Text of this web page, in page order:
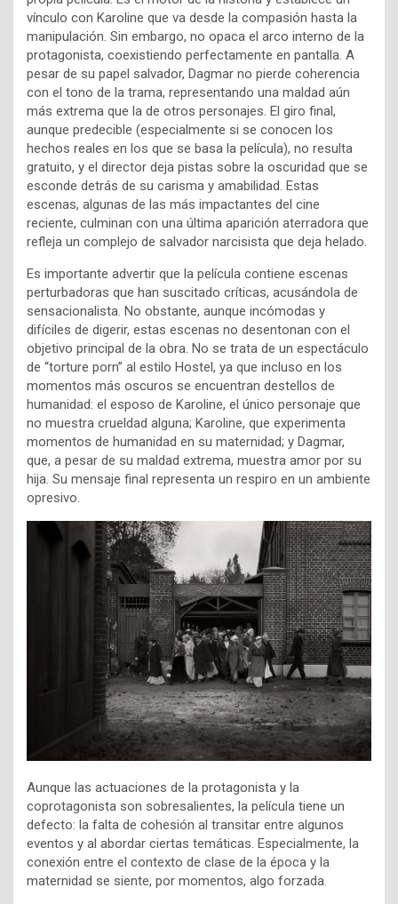
vínculo con Karoline que va desde la compasión hasta la
manipulación. Sin embargo, no opaca el arco interno de la
protagonista, coexistiendo perfectamente en pantalla. A
pesar de su papel salvador, Dagmar no pierde coherencia
con el tono de la trama, representando una maldad aún
más extrema que la de otros personajes. El giro final,
aunque predecible (especialmente si se conocen los
hechos reales en los que se basa la película), no resulta
gratuito, y el director deja pistas sobre la oscuridad que se
esconde detrás de su carisma y amabilidad. Estas
escenas, algunas de las más impactantes del cine
reciente, culminan con una última aparición aterradora que
refleja un complejo de salvador narcisista que deja helado.
Es importante advertir que la película contiene escenas
perturbadoras que han suscitado críticas, acusándola de
sensacionalista. No obstante, aunque incómodas y
difíciles de digerir, estas escenas no desentonan con el
objetivo principal de la obra. No se trata de un espectáculo
de “torture porn” al estilo Hostel, ya que incluso en los
momentos más oscuros se encuentran destellos de
humanidad: el esposo de Karoline, el único personaje que
no muestra crueldad alguna; Karoline, que experimenta
momentos de humanidad en su maternidad; y Dagmar,
que, a pesar de su maldad extrema, muestra amor por su
hija. Su mensaje final representa un respiro en un ambiente
opresivo.
Aunque las actuaciones de la protagonista y la
coprotagonista son sobresalientes, la película tiene un
defecto: la falta de cohesión al transitar entre algunos
eventos y al abordar ciertas temáticas. Especialmente, la
conexión entre el contexto de clase de la época y la
maternidad se siente, por momentos, algo forzada.